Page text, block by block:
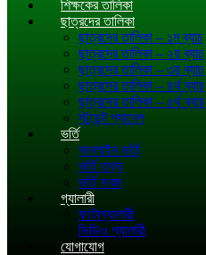
শিক্ষকের তালিকা
ছাত্রদের তালিকা
ছাত্রদের তালিকা – ১ম ব্যাচ
ছাত্রদের তালিকা – ২য় ব্যাচ
ছাত্রদের তালিকা – ৩য় ব্যাচ
ছাত্রদের তালিকা – ৪র্থ ব্যাচ
ছাত্রদের তালিকা – ৫র্থ ব্যাচ
স্টুডেন্ট প্যানেল
ভর্তি
অনলাইন ভর্তি
ভর্তি তথ্য
ভর্তি ফরম
গ্যালারী
ফটোগ্যালারী
ভিডিও গ্যালারী
যোগাযোগ